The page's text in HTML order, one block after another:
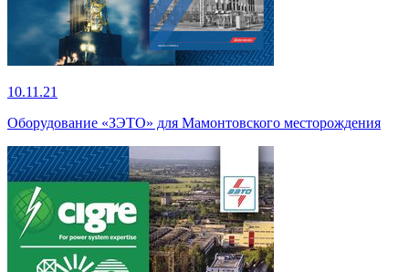
10.11.21
Оборудование «ЗЭТО» для Мамонтовского месторождения